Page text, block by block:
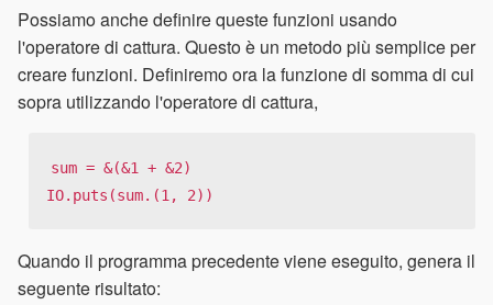
Possiamo anche definire queste funzioni usando
l'operatore di cattura. Questo è un metodo più semplice per
creare funzioni. Definiremo ora la funzione di somma di cui
sopra utilizzando l'operatore di cattura,
sum = &(&1 + &2)
IO.puts(sum.(1, 2))
Quando il programma precedente viene eseguito, genera il
seguente risultato: